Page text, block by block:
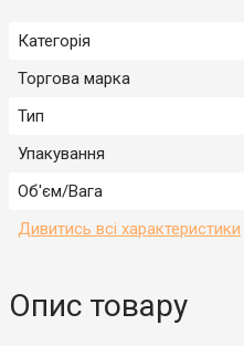
Категорія
Торгова марка
Тип
Упакування
Об'єм/Вага
Дивитись всі характеристики
Опис товару